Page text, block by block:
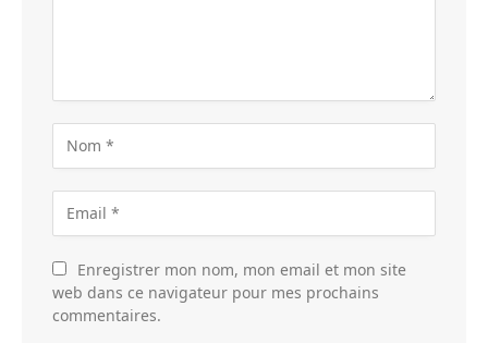
Enregistrer mon nom, mon email et mon site
web dans ce navigateur pour mes prochains
commentaires.